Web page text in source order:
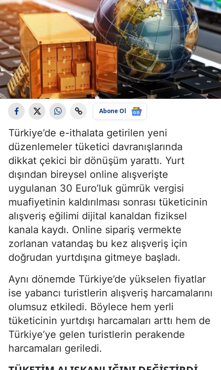
Abone Ol
Türkiye’de e-ithalata getirilen yeni
düzenlemeler tüketici davranışlarında
dikkat çekici bir dönüşüm yarattı. Yurt
dışından bireysel online alışverişte
uygulanan 30 Euro’luk gümrük vergisi
muafiyetinin kaldırılması sonrası tüketicinin
alışveriş eğilimi dijital kanaldan fiziksel
kanala kaydı. Online sipariş vermekte
zorlanan vatandaş bu kez alışveriş için
doğrudan yurtdışına gitmeye başladı.
Aynı dönemde Türkiye’de yükselen fiyatlar
ise yabancı turistlerin alışveriş harcamalarını
olumsuz etkiledi. Böylece hem yerli
tüketicinin yurtdışı harcamaları arttı hem de
Türkiye’ye gelen turistlerin perakende
harcamaları geriledi.